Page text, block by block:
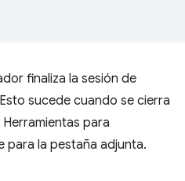
finaliza la sesión de
sucede cuando se cierra
para
para la pestaña adjunta.